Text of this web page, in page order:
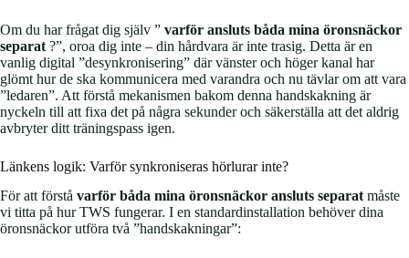
Om du har frågat dig själv ” varför ansluts båda mina öronsnäckor
separat ?”, oroa dig inte – din hårdvara är inte trasig. Detta är en
vanlig digital ”desynkronisering” där vänster och höger kanal har
glömt hur de ska kommunicera med varandra och nu tävlar om att vara
”ledaren”. Att förstå mekanismen bakom denna handskakning är
nyckeln till att fixa det på några sekunder och säkerställa att det aldrig
avbryter ditt träningspass igen.
Länkens logik: Varför synkroniseras hörlurar inte?
För att förstå varför båda mina öronsnäckor ansluts separatmåste
vi titta på hur TWS fungerar. I en standardinstallation behöver dina
öronsnäckor utföra två ”handskakningar”: